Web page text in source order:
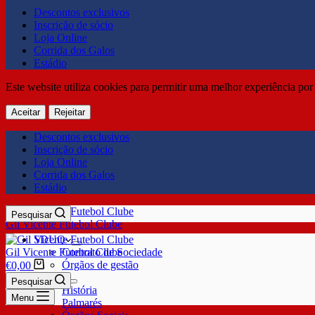
Descontos exclusivos
Inscrição de sócio
Loja Online
Corrida dos Galos
Estádio
Este website utiliza cookies para permitir uma melhor experiência
Aceitar Rejeitar
Descontos exclusivos
Inscrição de sócio
Loja Online
Corrida dos Galos
Estádio
Gil Vicente Futebol Clube
Pesquisar
SDUQ
Contrato de Sociedade
Órgãos de gestão
Clube
História
Palmarés
Gil Vicente Futebol Clube
€0,00
Pesquisar
Menu